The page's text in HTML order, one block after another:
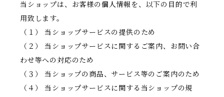
当ショップは、お客様の個人情報を、以下の目的で利
用致します。
（１） 当ショップサービスの提供のため
（２） 当ショップサービスに関するご案内、お問い合
わせ等への対応のため
（３） 当ショップの商品、サービス等のご案内のため
（４） 当ショップサービスに関する当ショップの規